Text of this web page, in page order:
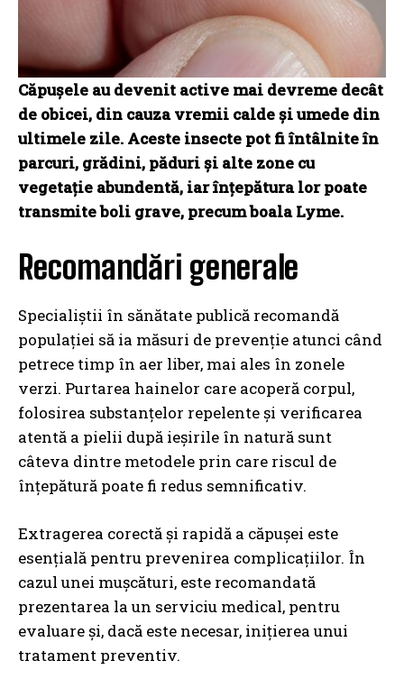
Căpușele au devenit active mai devreme decât
de obicei, din cauza vremii calde și umede din
ultimele zile. Aceste insecte pot fi întâlnite în
parcuri, grădini, păduri și alte zone cu
vegetație abundentă, iar înțepătura lor poate
transmite boli grave, precum boala Lyme.
Recomandări generale
Specialiștii în sănătate publică recomandă
populației să ia măsuri de prevenție atunci când
petrece timp în aer liber, mai ales în zonele
verzi. Purtarea hainelor care acoperă corpul,
folosirea substanțelor repelente și verificarea
atentă a pielii după ieșirile în natură sunt
câteva dintre metodele prin care riscul de
înțepătură poate fi redus semnificativ.
Extragerea corectă și rapidă a căpușei este
esențială pentru prevenirea complicațiilor. În
cazul unei mușcături, este recomandată
prezentarea la un serviciu medical, pentru
evaluare și, dacă este necesar, inițierea unui
tratament preventiv.